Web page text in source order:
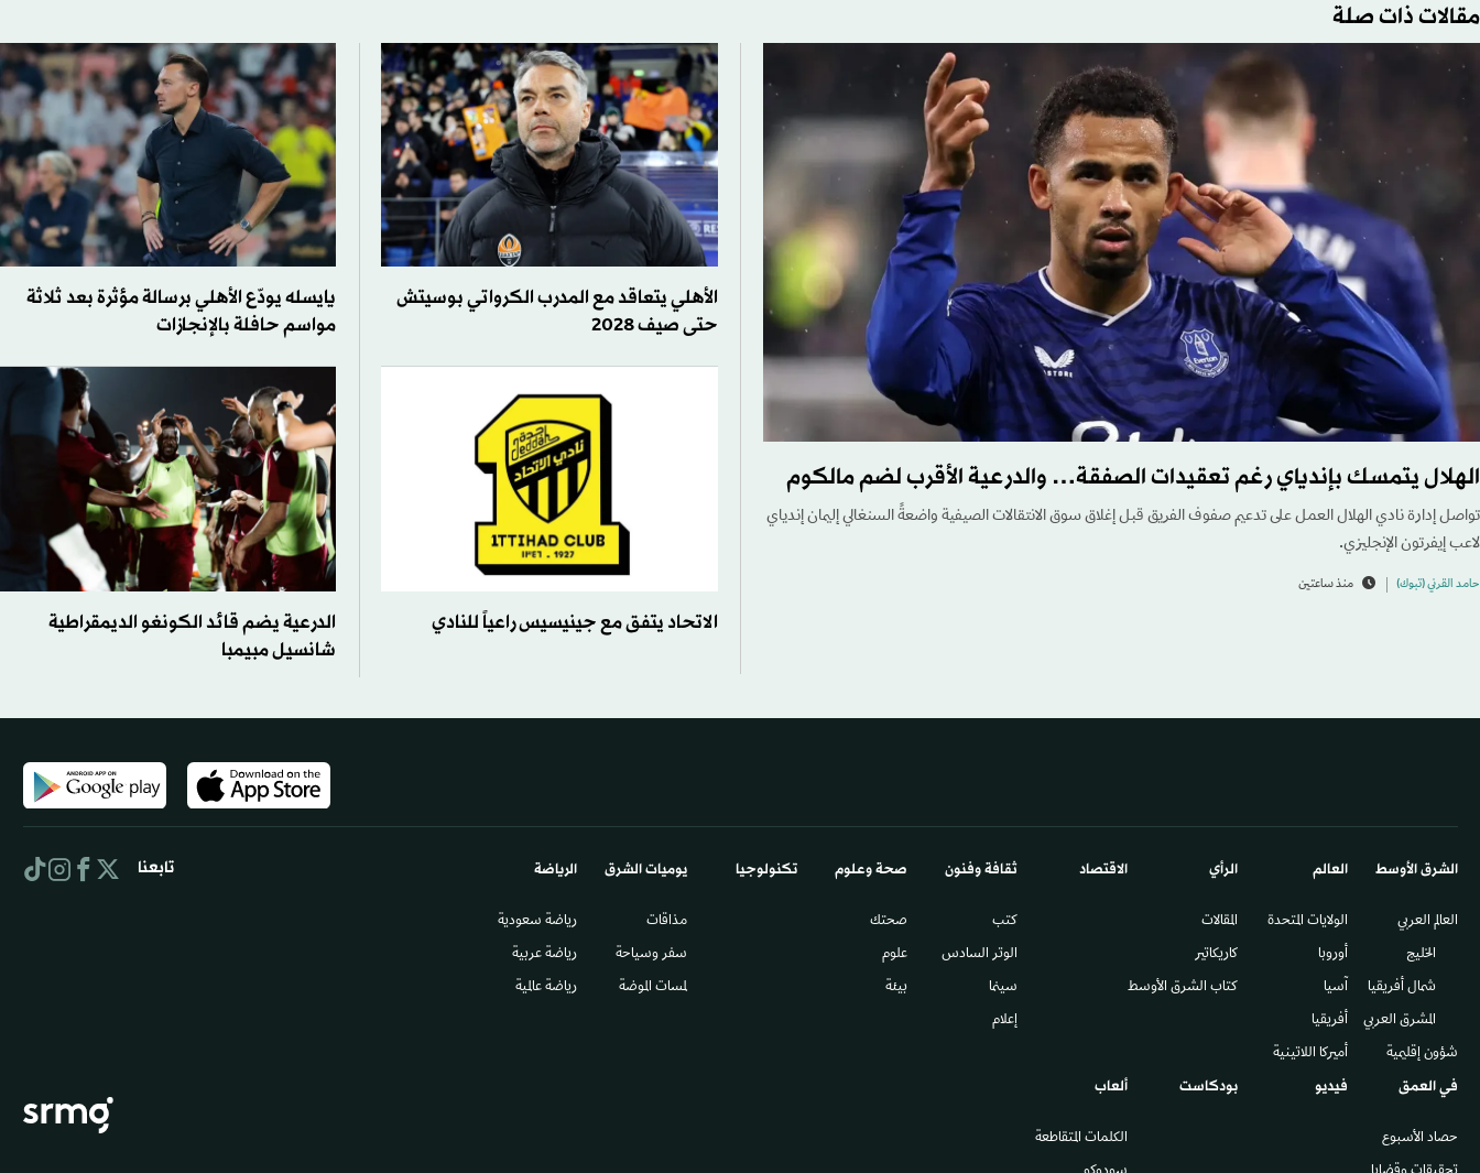
مقالات ذات صلة
الهلال يتمسك بإندياي رغم تعقيدات الصفقة… والدرعية الأقرب لضم مالكوم
تواصل إدارة نادي الهلال العمل على تدعيم صفوف الفريق قبل إغلاق سوق الانتقالات الصيفية واضعةً السنغالي إليمان إندياي
لاعب إيفرتون الإنجليزي.
حامد القرني (تبوك) منذ ساعتين
الأهلي يتعاقد مع المدرب الكرواتي بوسيتش
حتى صيف 2028
يايسله يودّع الأهلي برسالة مؤثرة بعد ثلاثة
مواسم حافلة بالإنجازات
الاتحاد يتفق مع جينيسيس راعياً للنادي
الدرعية يضم قائد الكونغو الديمقراطية
شانسيل مبيمبا
الشرق الأوسط​
العالم العربي
الخليج
شمال أفريقيا
المشرق العربي
شؤون إقليمية
العالم
الولايات المتحدة
أوروبا
آسيا
أفريقيا
أميركا اللاتينية
الرأي
المقالات
كاريكاتير
كتاب الشرق الأوسط
الاقتصاد ثقافة وفنون
كتب
الوتر السادس​
سينما
إعلام
صحة وعلوم
صحتك
علوم
بيئة
تكنولوجيا يوميات الشرق​
مذاقات
سفر وسياحة
لمسات الموضة
الرياضة
رياضة سعودية
رياضة عربية
رياضة عالمية
في العمق
حصاد الأسبوع
فيديو بودكاست ألعاب
الكلمات المتقاطعة
تابعنا